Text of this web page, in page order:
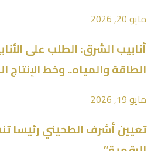
مايو 20, 2026
أنابيب الشرق: الطلب على
الطاقة والمياه.. وخط
مايو 19, 2026
تعيين أشرف الطحيني رئيسا